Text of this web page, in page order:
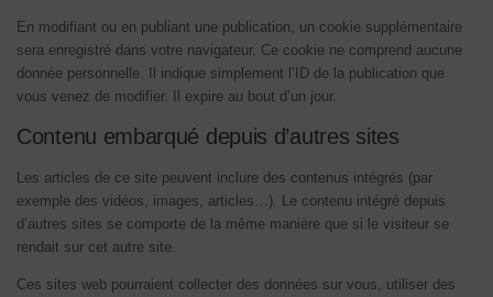
En modifiant ou en publiant une publication, un cookie supplémentaire
sera enregistré dans votre navigateur. Ce cookie ne comprend aucune
donnée personnelle. Il indique simplement l’ID de la publication que
vous venez de modifier. Il expire au bout d’un jour.
Contenu embarqué depuis d’autres sites
Les articles de ce site peuvent inclure des contenus intégrés (par
exemple des vidéos, images, articles…). Le contenu intégré depuis
d’autres sites se comporte de la même manière que si le visiteur se
rendait sur cet autre site.
Ces sites web pourraient collecter des données sur vous, utiliser des